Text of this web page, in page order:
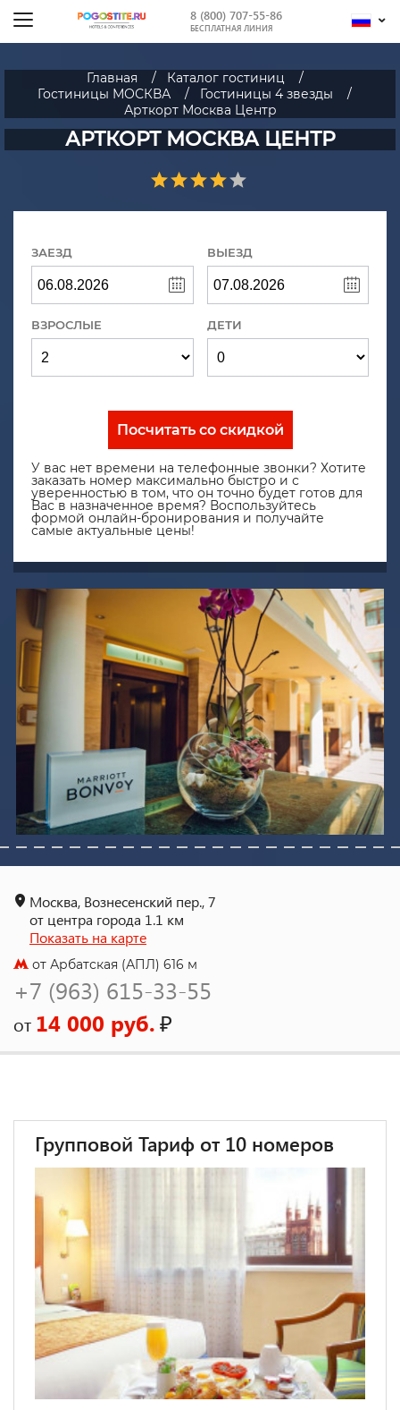
8 (800) 707-55-86
БЕСПЛАТНАЯ ЛИНИЯ
Главная
Каталог гостиниц
Гостиницы МОСКВА
Гостиницы 4 звезды
Арткорт Москва Центр
АРТКОРТ МОСКВА ЦЕНТР
ЗАЕЗД ВЫЕЗД
ВЗРОСЛЫЕ ДЕТИ
Посчитать со скидкой
У вас нет времени на телефонные звонки? Хотите
заказать номер максимально быстро и с
уверенностью в том, что он точно будет готов для
Вас в назначенное время? Воспользуйтесь
формой онлайн-бронирования и получайте
самые актуальные цены!
Москва, Вознесенский пер., 7
от центра города 1.1 км
Показать на карте
от Арбатская (АПЛ) 616 м
+7 (963) 615-33-55
от 14 000 руб.₽
Групповой Тариф от 10 номеров